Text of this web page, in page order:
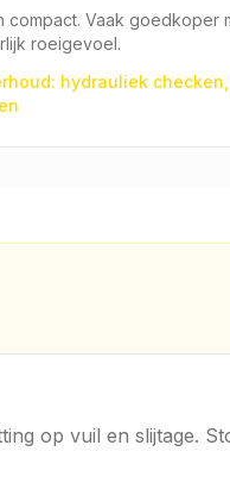
compact. Vaak goedkoper
roeigevoel.
hydrauliek
op vuil en slijtage.